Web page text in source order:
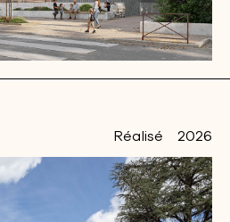
Réalisé 2026